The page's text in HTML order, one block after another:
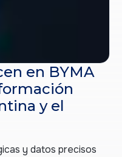
en BYMA
y el
y datos precisos